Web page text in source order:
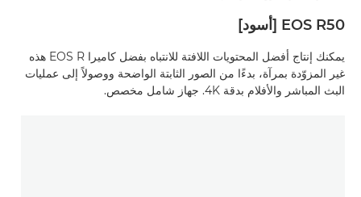
EOS R50 [أسود]
يمكنك إنتاج أفضل المحتويات اللافتة للانتباه بفضل كاميرا EOS R هذه
غير المزوّدة بمرآة، بدءًا من الصور الثابتة الواضحة ووصولاً إلى عمليات
البث المباشر والأفلام بدقة 4K. جهاز شامل مخصص.